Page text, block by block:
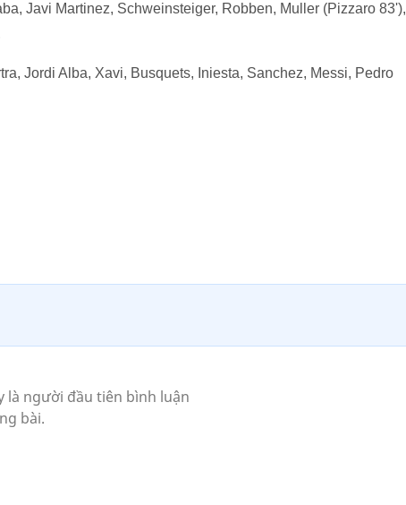
Javi Martinez, Schweinsteiger, Robben, Muller (Pizzaro 83'),
Jordi Alba, Xavi, Busquets, Iniesta, Sanchez, Messi, Pedro